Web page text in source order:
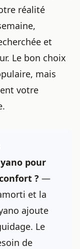
réalité
et
Le bon choix
mais
votre
pour
? —
et la
ajoute
Le
de